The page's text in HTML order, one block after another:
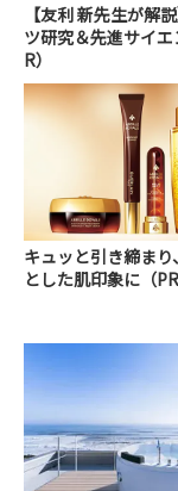
【友利 新先生が解
ツ研究＆先進サイ
R）
キュッと引き締まり
とした肌印象に（PR